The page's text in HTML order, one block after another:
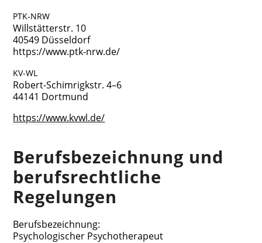
PTK-NRW
Will­stät­ter­str. 10
40549 Düsseldorf
https://www.ptk-nrw.de/
KV-WL
Robert-Schim­rigkstr. 4–6
44141 Dortmund
https://www.kvwl.de/
Berufs­be­zeich­nung und
berufs­recht­li­che
Regelungen
Berufs­be­zeich­nung:
Psy­cho­lo­gi­scher Psychotherapeut